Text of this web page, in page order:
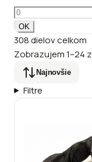
OK
308dielovcelkom
Zobrazujem1–24 z
Najnovšie
Filtre